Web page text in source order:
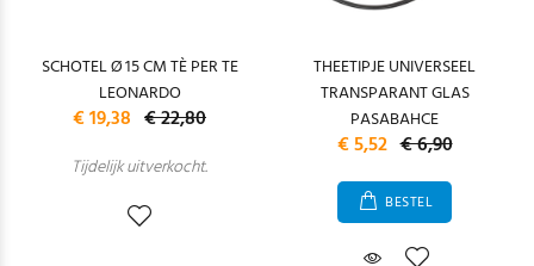
SCHOTEL Ø 15 CM TÈ PER TE
LEONARDO
€ 19,38 € 22,80
Tijdelijk uitverkocht.
THEETIPJE UNIVERSEEL
TRANSPARANT GLAS
PASABAHCE
€ 5,52 € 6,90
BESTEL